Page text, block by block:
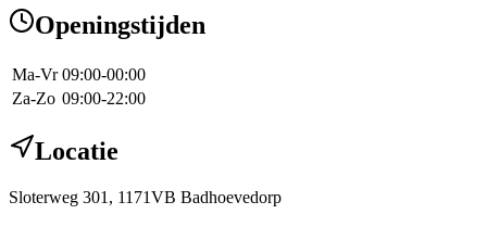
Openingstijden
Ma-Vr 09:00-00:00
Za-Zo 09:00-22:00
Locatie
Sloterweg 301, 1171VB Badhoevedorp